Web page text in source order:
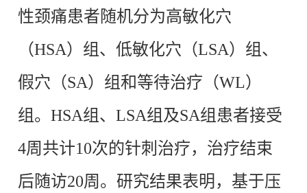
性颈痛患者随机分为高敏化穴
（HSA）组、低敏化穴（LSA）组、
假穴（SA）组和等待治疗（WL）
组。HSA组、LSA组及SA组患者接受
4周共计10次的针刺治疗，治疗结束
后随访20周。研究结果表明，基于压